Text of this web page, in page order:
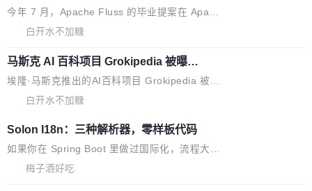
接关闭 PR，无需解释。 政策作者 Jynn Ne...
荐人跟投子公司，以及公司高级管理人员和核心
员工参与设立的专项资产管理计划。其中，Dee
业，获配股份数量占本次发行数量的2.31%。 除
DeepSeek外，腾讯旗下上海启善投资有限公司
i#7145 修复了 Docker Engine 29.7.0 中引入的
一个回归问题，该问题导致拉取镜像时会拒绝包
像构建工具生成）。moby/moby#53305 修复了
Docker Engine 29.7.0 中引入的一个回归问
题，该问题可能导致在旧版 Linux 内核...
今年 7 月，Apache Fluss 的毕业提案在 Apach
e 孵化器项目管理委员会（IPMC）投票中获得
准。今天，Apache 软件基金会正式宣布 Apach
e Fluss 孵化毕业，成为 Apache 顶级项目（TL
P）！这一里程碑不仅标志着 Fluss 迈入新的发
AI 数据基础加速融合，为实时数据基础设施的发
展开启新的篇章。
白开水不加糖
马斯克 AI 百科项目 Grokipedia 被曝数
月未更新
埃隆·马斯克推出的AI百科项目 Grokipedia 被曝
长期停止内容更新，未能实现其作为“AI版维基百
年4月以来，Grokipedia 页面更新功能基本停
滞，过去三个月内没有任何条目完成更新，用户
提交的编辑请求也长期处于待处理状态。 Groki
白开水不加糖
Solon I18n：三种解析器，零样板代码
如果你在 Spring Boot 里做过国际化，流程大概
是这样的：配 MessageSource 的 Bean、写 R
梅子酒好吃